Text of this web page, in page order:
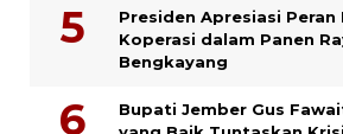
Presiden Apresiasi Peran
Koperasi dalam Panen
Bengkayang
Bupati Jember Gus